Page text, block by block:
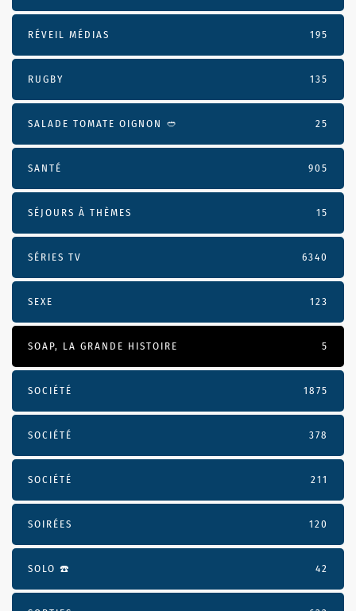
RÉVEIL MÉDIAS 195
RUGBY 135
SALADE TOMATE OIGNON 🥙 25
SANTÉ 905
SÉJOURS À THÈMES 15
SÉRIES TV 6340
SEXE 123
SOAP, LA GRANDE HISTOIRE 5
SOCIÉTÉ 1875
SOCIÉTÉ 378
SOCIÉTÉ 211
SOIRÉES 120
SOLO ☎️ 42